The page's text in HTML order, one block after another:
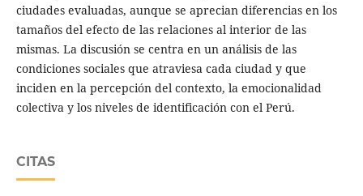
ciudades evaluadas, aunque se aprecian diferencias en los
tamaños del efecto de las relaciones al interior de las
mismas. La discusión se centra en un análisis de las
condiciones sociales que atraviesa cada ciudad y que
inciden en la percepción del contexto, la emocionalidad
colectiva y los niveles de identificación con el Perú.
CITAS